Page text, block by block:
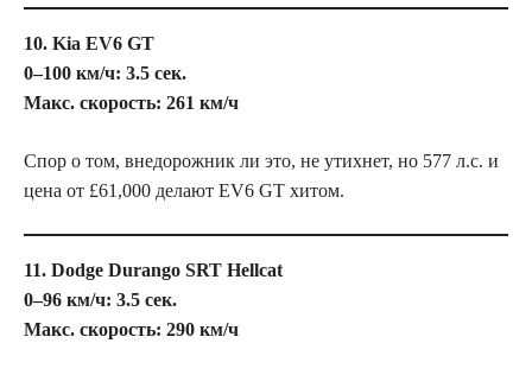
10. Kia EV6 GT
0–100 км/ч: 3.5 сек.
Макс. скорость: 261 км/ч
Спор о том, внедорожник ли это, не утихнет, но 577 л.с. и
цена от £61,000 делают EV6 GT хитом.
11. Dodge Durango SRT Hellcat
0–96 км/ч: 3.5 сек.
Макс. скорость: 290 км/ч